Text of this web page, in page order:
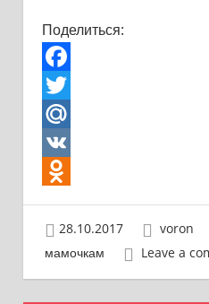
Поделиться:
Facebook
Twitter
Mail.Ru
VK
Odnoklassniki
28.10.2017 voron
мамочкам
Leave a